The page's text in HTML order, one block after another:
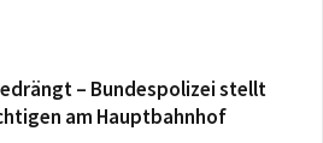
– Bundespolizei stellt
am Hauptbahnhof